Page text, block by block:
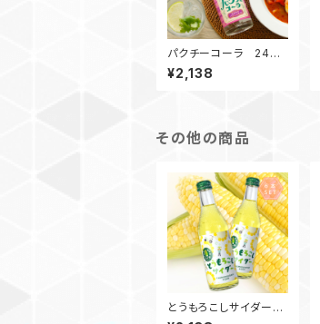
パクチーコーラ 240
ml ビン / 6本入
¥2,138
その他の商品
とうもろこしサイダー
240ml ビン / 6本入